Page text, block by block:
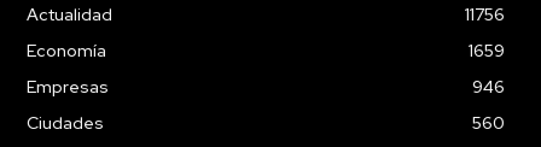
Actualidad
11756
Economía
1659
Empresas
946
Ciudades
560